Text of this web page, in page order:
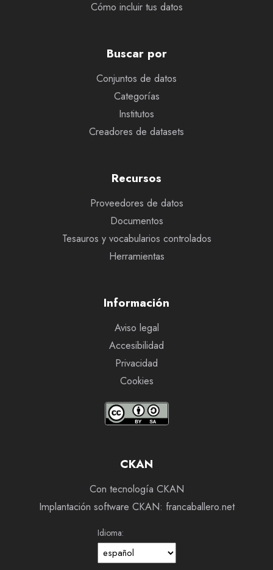
Cómo incluir tus datos
Buscar por
Conjuntos de datos
Categorías
Institutos
Creadores de datasets
Recursos
Proveedores de datos
Documentos
Tesauros y vocabularios controlados
Herramientas
Información
Aviso legal
Accesibilidad
Privacidad
Cookies
CKAN
Con tecnología CKAN
Implantación software CKAN: francaballero.net
Idioma